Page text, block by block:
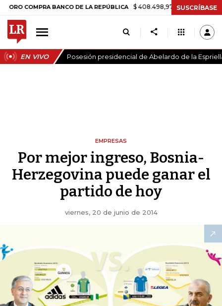
BANCO DE LA REPÚBLICA $ 408.498,97 +$ 8.753,81 +2,19%
SUSCRÍBASE
EN VIVO Posesión presidencial de Abelardo de la
EMPRESAS
Por mejor ingreso, Bosnia-
Herzegovina puede ganar el
partido de hoy
viernes, 20 de junio de 2014